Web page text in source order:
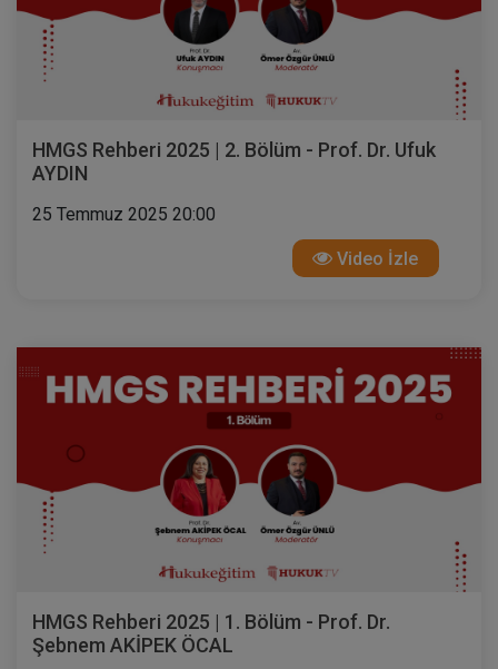
HMGS Rehberi 2025 | 2. Bölüm - Prof. Dr. Ufuk
AYDIN
25 Temmuz 2025 20:00
Video İzle
HMGS Rehberi 2025 | 1. Bölüm - Prof. Dr.
Şebnem AKİPEK ÖCAL